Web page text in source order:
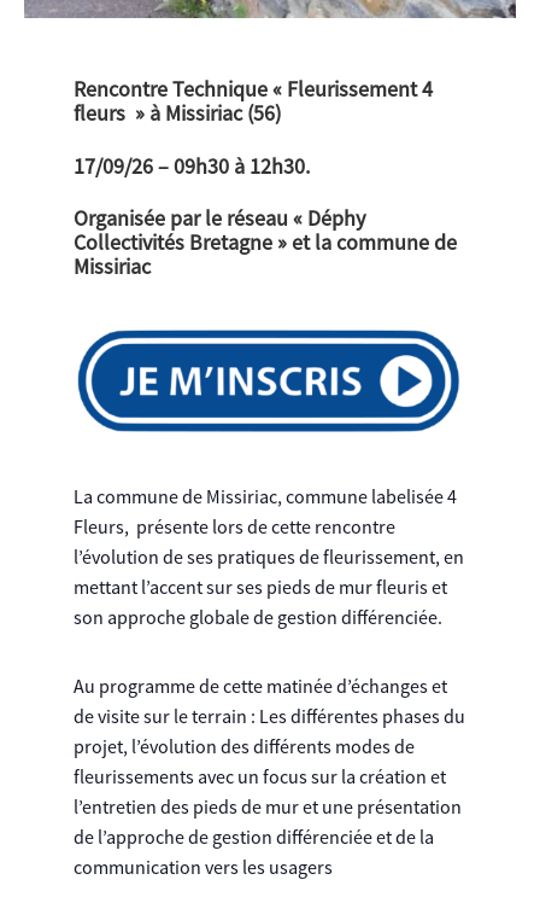
Rencontre Technique « Fleurissement 4
fleurs » à Missiriac (56)
17/09/26 – 09h30 à 12h30.
Organisée par le réseau « Déphy
Collectivités Bretagne » et la commune de
Missiriac
La commune de Missiriac, commune labelisée 4
Fleurs, présente lors de cette rencontre
l’évolution de ses pratiques de fleurissement, en
mettant l’accent sur ses pieds de mur fleuris et
son approche globale de gestion différenciée.
Au programme de cette matinée d’échanges et
de visite sur le terrain : Les différentes phases du
projet, l’évolution des différents modes de
fleurissements avec un focus sur la création et
l’entretien des pieds de mur et une présentation
de l’approche de gestion différenciée et de la
communication vers les usagers